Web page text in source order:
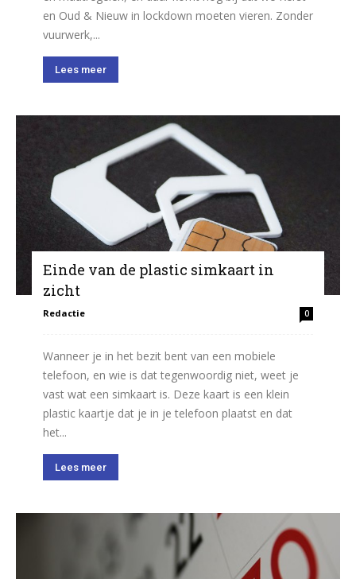
en Oud & Nieuw in lockdown moeten vieren. Zonder
vuurwerk,...
Lees meer
Einde van de plastic simkaart in
zicht
Redactie 0
Wanneer je in het bezit bent van een mobiele
telefoon, en wie is dat tegenwoordig niet, weet je
vast wat een simkaart is. Deze kaart is een klein
plastic kaartje dat je in je telefoon plaatst en dat
het...
Lees meer